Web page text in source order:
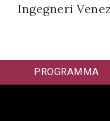
Ingegneri
PROGRAMMA